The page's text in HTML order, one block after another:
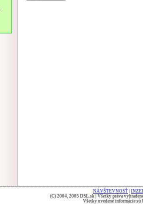
NÁVŠTEVNOSŤ
(C) 2004, 2005 DSL.sk | Všetky práva
Všetky uvedené informácie sú